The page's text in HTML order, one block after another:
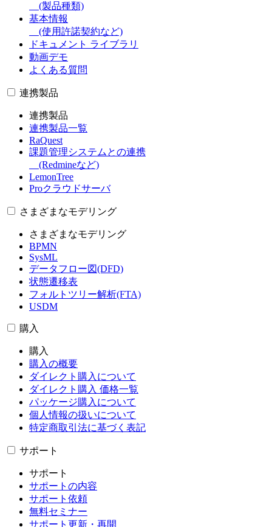
(製品種類)
基本情報
(使用許諾契約など)
ドキュメント ライブラリ
動画デモ
よくある質問
連携製品
連携製品
連携製品一覧
RaQuest
課題管理システムとの連携
(Redmineなど)
LemonTree
Proクラウドサーバ
さまざまなモデリング
さまざまなモデリング
BPMN
SysML
データフロー図(DFD)
状態遷移表
フォルトツリー解析(FTA)
USDM
購入
購入
購入の概要
ダイレクト購入について
ダイレクト購入 価格一覧
パッケージ購入について
個人情報の扱いについて
特定商取引法に基づく表記
サポート
サポート
サポートの内容
サポート依頼
無料セミナー
サポート更新・再開